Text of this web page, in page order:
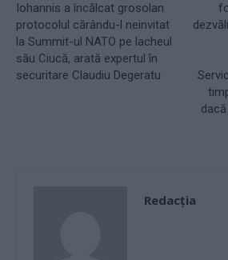
Iohannis a încălcat grosolan
protocolul cărându-l neinvitat
la Summit-ul NATO pe lacheul
său Ciucă, arată expertul în
securitare Claudiu Degeratu
Redacţia